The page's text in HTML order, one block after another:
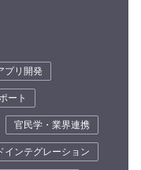
プリ開発
ート
官民学・業界連携
インテグレーション